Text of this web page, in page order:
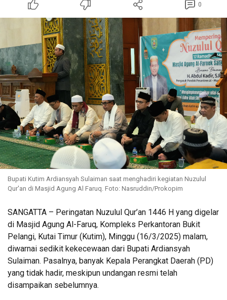
0
Bupati Kutim Ardiansyah Sulaiman saat menghadiri kegiatan Nuzulul
Qur'an di Masjid Agung Al Faruq. Foto: Nasruddin/Prokopim
SANGATTA – Peringatan Nuzulul Qur’an 1446 H yang digelar
di Masjid Agung Al-Faruq, Kompleks Perkantoran Bukit
Pelangi, Kutai Timur (Kutim), Minggu (16/3/2025) malam,
diwarnai sedikit kekecewaan dari Bupati Ardiansyah
Sulaiman. Pasalnya, banyak Kepala Perangkat Daerah (PD)
yang tidak hadir, meskipun undangan resmi telah
disampaikan sebelumnya.